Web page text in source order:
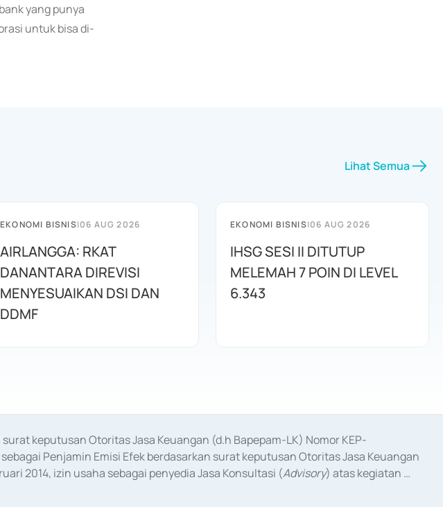
yang punya
untuk bisa di-
Lihat Semua
EKONOMI BISNIS|06 AUG 2026
AIRLANGGA: RKAT
DANANTARA DIREVISI
MENYESUAIKAN DSI DAN
DDMF
EKONOMI BISNIS|06 AUG 2026
IHSG SESI II DITUTUP
MELEMAH 7 POIN DI LEVEL
6.343
keputusan Otoritas Jasa Keuangan (d.h Bapepam-LK) Nomor KEP-
Penjamin Emisi Efek berdasarkan surat keputusan Otoritas Jasa Keuangan
2014, izin usaha sebagai penyedia Jasa Konsultasi (Advisory) atas kegiatan